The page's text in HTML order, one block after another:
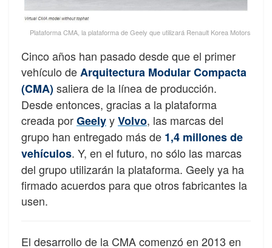
Plataforma CMA, la plataforma de Geely que utilizará Renault Korea Motors
Cinco años han pasado desde que el primer
vehículo deArquitectura Modular Compacta
(CMA)saliera de la línea de producción.
Desde entonces, gracias a la plataforma
creada porGeelyyVolvo, las marcas del
grupo han entregado más de 1,4 millones de
vehículos. Y, en el futuro, no sólo las marcas
del grupo utilizarán la plataforma. Geely ya ha
firmado acuerdos para que otros fabricantes la
usen.
El desarrollo de la CMA comenzó en 2013 en